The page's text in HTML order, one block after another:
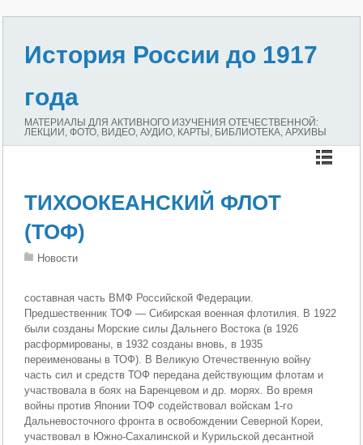
История России до 1917
года
МАТЕРИАЛЫ ДЛЯ АКТИВНОГО ИЗУЧЕНИЯ ОТЕЧЕСТВЕННОЙ:
ЛЕКЦИИ, ФОТО, ВИДЕО, АУДИО, КАРТЫ, БИБЛИОТЕКА, АРХИВЫ
ТИХООКЕАНСКИЙ ФЛОТ
(ТОФ)
Новости
составная часть ВМФ Российской Федерации.
Предшественник ТОФ — Сибирская военная флотилия. В 1922
были созданы Морские силы Дальнего Востока (в 1926
расформированы, в 1932 созданы вновь, в 1935
переименованы в ТОФ). В Великую Отечественную войну
часть сил и средств ТОФ передана действующим флотам и
участвовала в боях на Баренцевом и др. морях. Во время
войны против Японии ТОФ содействовал войскам 1-го
Дальневосточного фронта в освобождении Северной Кореи,
участвовал в Южно-Сахалинской и Курильской десантной